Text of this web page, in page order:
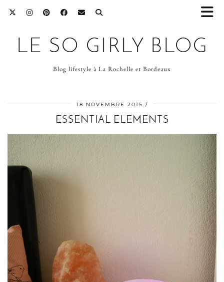
LE SO GIRLY BLOG
Blog lifestyle à La Rochelle et Bordeaux
18 NOVEMBRE 2015
ESSENTIAL ELEMENTS